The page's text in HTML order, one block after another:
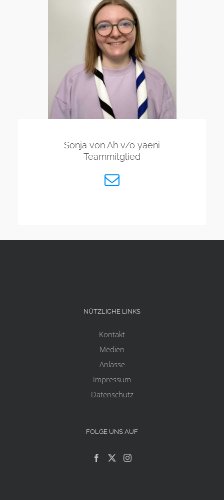
Sonja von Ah v/o yaeni
Teammitglied
NÜTZLICHE LINKS
Kontakt
Medien
Anlässe
Impressum
Datenschutz
FOLGE UNS AUF